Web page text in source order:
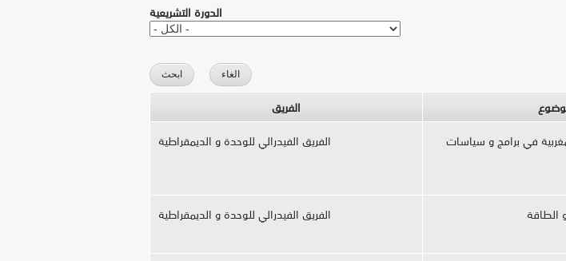
الدورة التشريعية
الفريق
الفريق الفيدرالي للوحدة و الديمقراطية
في برامج و سياسات
الفريق الفيدرالي للوحدة و الديمقراطية الطاقة